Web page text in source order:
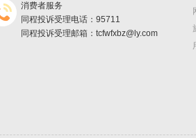
消费者服务
同程投诉受理电话：95711
同程投诉受理邮箱：tcfwfxbz@ly.com